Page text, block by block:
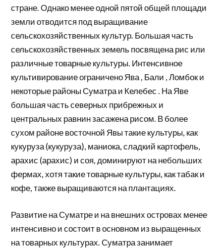
стране. Однако менее одной пятой общей площади
земли отводится под выращивание
сельскохозяйственных культур. Большая часть
сельскохозяйственных земель посвященарис или
различные товарные культуры. Интенсивное
культивирование ограниченоЯва, Бали ,Ломбоки
некоторые районыСуматраи Келебес. На Яве
большая часть северных прибрежных и
центральных равнин засажена рисом. В более
сухом районе восточной Явы такие культуры, как
кукуруза (кукуруза), маниока, сладкий картофель,
арахис (арахис) и соя, доминируют на небольших
фермах, хотя такие товарные культуры, как табак и
кофе, также выращиваются на плантациях.
Развитие на Суматре и на внешних островах менее
интенсивно и состоит в основном из выращенных
на товарных культурах. Суматра занимает